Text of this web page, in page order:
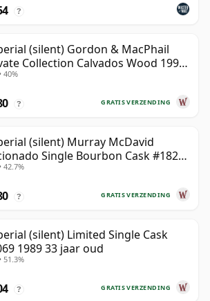
?
(silent) Gordon & MacPhail
Collection Calvados Wood 1990
oud
40%
GRATIS VERZENDING
?
(silent) Murray McDavid
Single Bourbon Cask #182
35 jaar oud
42.7%
GRATIS VERZENDING
?
(silent) Limited Single Cask
1989 33 jaar oud
51.3%
GRATIS VERZENDING
?